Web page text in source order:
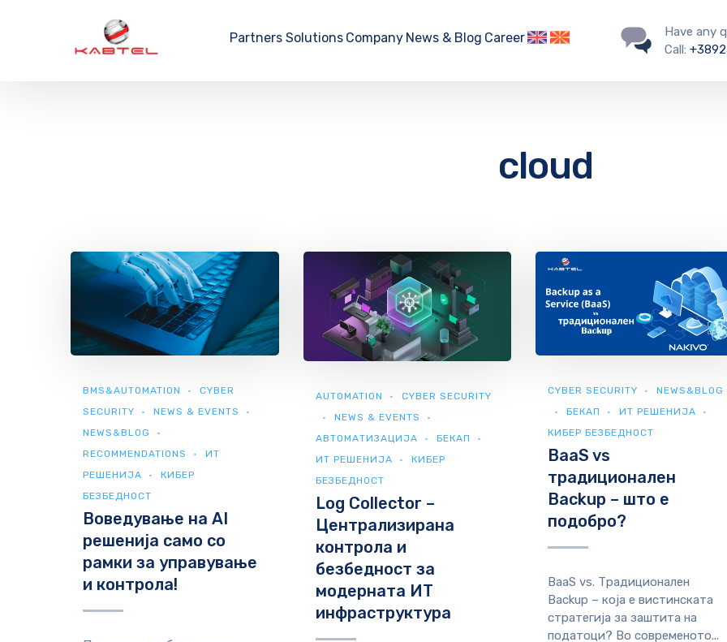
Partners Solutions Company News & Blog Career
Have any
Call:
cloud
BMS&AUTOMATION
CYBER
SECURITY
NEWS & EVENTS
NEWS&BLOG
RECOMMENDATIONS
ИТ
РЕШЕНИЈА
КИБЕР
БЕЗБЕДНОСТ
Воведување на AI
решенија само со
рамки за управување
и контрола!
AUTOMATION
CYBER SECURITY
NEWS & EVENTS
АВТОМАТИЗАЦИЈА
БЕКАП
ИТ РЕШЕНИЈА
КИБЕР
БЕЗБЕДНОСТ
Log Collector –
Централизирана
контрола и
безбедност за
модерната ИТ
инфраструктура
CYBER SECURITY
NEWS&BLOG
БЕКАП
ИТ РЕШЕНИЈА
КИБЕР БЕЗБЕДНОСТ
BaaS vs
традиционален
Backup – што е
подобро?
BaaS vs. Традиционален
Backup – која е вистинската
стратегија за заштита на
податоци? Во современото...